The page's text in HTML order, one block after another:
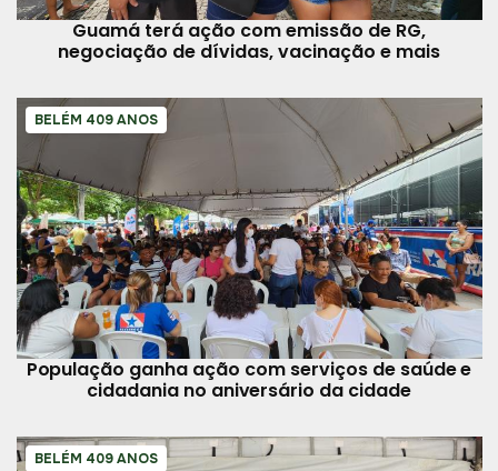
Guamá terá ação com emissão de RG,
negociação de dívidas, vacinação e mais
BELÉM 409 ANOS
População ganha ação com serviços de saúde e
cidadania no aniversário da cidade
BELÉM 409 ANOS